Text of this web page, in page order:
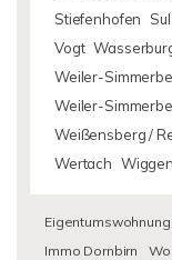
Stiefenhofen
Vogt
Weiler-
Weiler-
Weißensberg /
Wertach
Immo Dornbirn